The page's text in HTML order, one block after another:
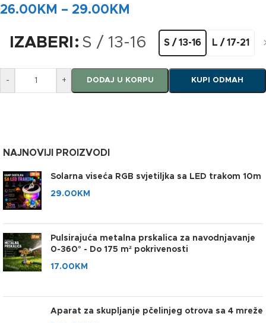
26.00 KM – 29.00 KM
IZABERI S / 13-16 S / 13-16 L / 17-21
- + DODAJ U KORPU KUPI ODMAH
NAJNOVIJI PROIZVODI
Solarna viseća RGB svjetiljka sa LED trakom 10m
29.00 KM
Pulsirajuća metalna prskalica za navodnjavanje
0-360° - Do 175 m² pokrivenosti
17.00 KM
Aparat za skupljanje pčelinjeg otrova sa 4 mreže